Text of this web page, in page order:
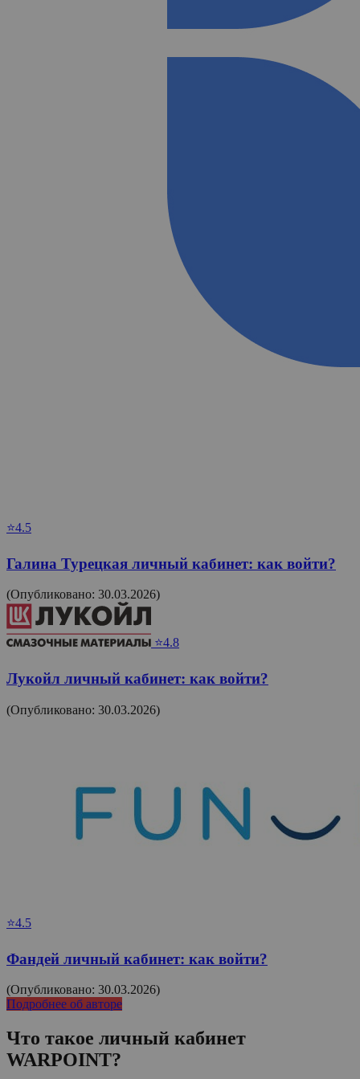
⭐4.5
Галина Турецкая личный кабинет: как войти?
(Опубликовано: 30.03.2026)
⭐4.8
Лукойл личный кабинет: как войти?
(Опубликовано: 30.03.2026)
⭐4.5
Фандей личный кабинет: как войти?
(Опубликовано: 30.03.2026)
Подробнее об авторе
Что такое личный кабинет
WARPOINT?